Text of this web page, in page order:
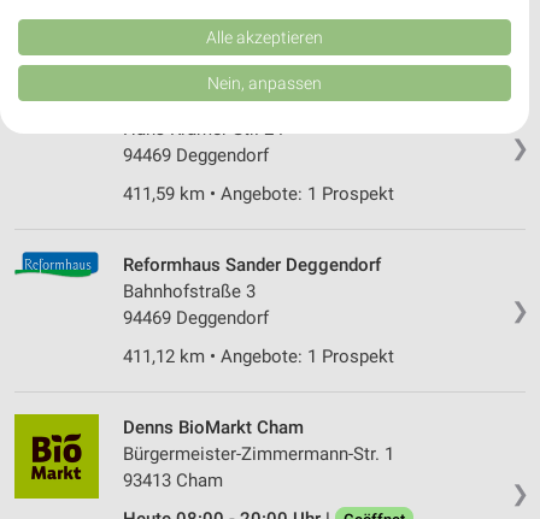
411,59 km • Angebote: 1 Prospekt
❯
Reformhaus VITALIA Deggendorf
Hans-Krämer-Str. 24
94469 Deggendorf
411,59 km • Angebote: 1 Prospekt
❯
Reformhaus Sander Deggendorf
Bahnhofstraße 3
94469 Deggendorf
411,12 km • Angebote: 1 Prospekt
❯
Denns BioMarkt Cham
Bürgermeister-Zimmermann-Str. 1
93413 Cham
Kombinationen von Daten aus verschiedenen Quellen. Entwicklung und
Verbesserung der Angebote. Verwendung reduzierter Daten zur Auswahl
von Inhalten.
Daten können außerhalb der Europäischen Union weitergegeben und in die
USA gesendet werden.
Website/App.
Partnerliste anzeigen (1 IAB-Anbieter)
Wir nutzen Ihre Daten für folgende Zwecke:
Speichern von oder Zugriff auf Informationen
auf einem Endgerät
Werbeanzeigen
Verwendung von Profilen zur Auswahl
personalisierter Werbung
Alle akzeptieren
Nein, anpassen